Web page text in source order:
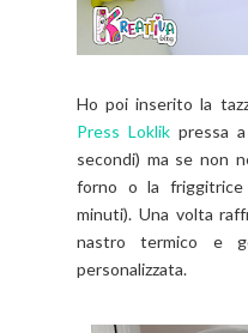
Ho poi inserito la
Press Loklik pressa
secondi) ma se non
forno o la friggitrice
minuti). Una volta
nastro termico e
personalizzata.